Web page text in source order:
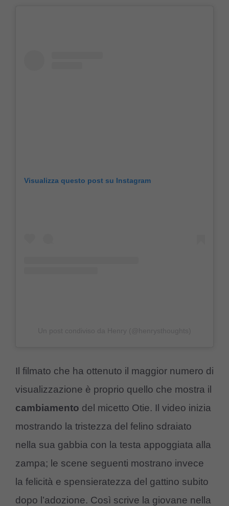
Visualizza questo post su Instagram
Il filmato che ha ottenuto il maggior numero di
visualizzazione è proprio quello che mostra il
cambiamento del micetto Otie. Il video inizia
mostrando la tristezza del felino sdraiato
nella sua gabbia con la testa appoggiata alla
zampa; le scene seguenti mostrano invece
la felicità e spensieratezza del gattino subito
dopo l’adozione. Così scrive la giovane nella